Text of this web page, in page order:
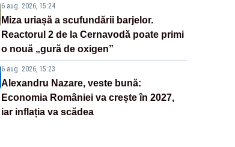
6 aug. 2026, 15:24
Miza uriașă a scufundării barjelor.
Reactorul 2 de la Cernavodă poate primi
o nouă „gură de oxigen”
6 aug. 2026, 15:23
Alexandru Nazare, veste bună:
Economia României va crește în 2027,
iar inflația va scădea